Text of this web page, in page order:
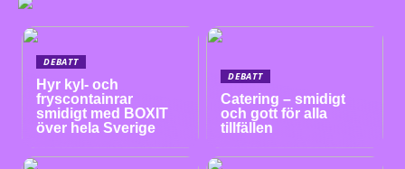
DEBATT
Hyr kyl- och
fryscontainrar
smidigt med BOXIT
över hela Sverige
DEBATT
Catering – smidigt
och gott för alla
tillfällen